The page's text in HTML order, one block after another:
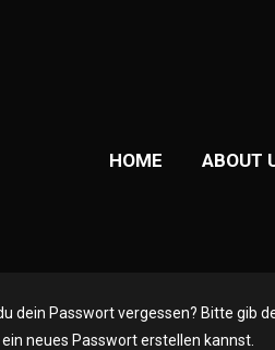
HOME ABOUT
dein Passwort vergessen? Bitte gib
neues Passwort erstellen kannst.